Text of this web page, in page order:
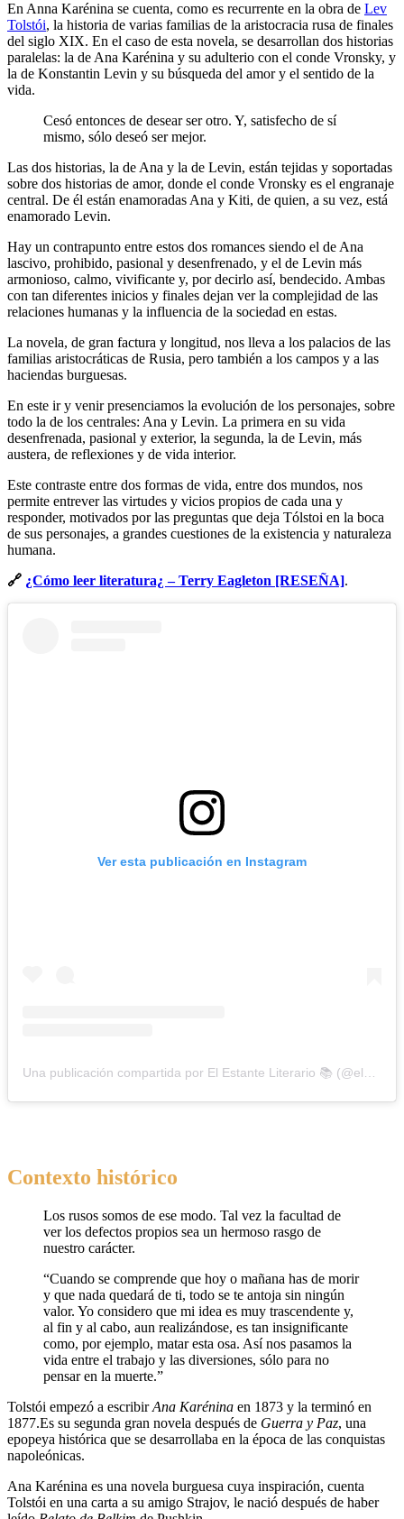
En Anna Karénina se cuenta, como es recurrente en la obra de Lev
Tolstói, la historia de varias familias de la aristocracia rusa de finales
del siglo XIX. En el caso de esta novela, se desarrollan dos historias
paralelas: la de Ana Karénina y su adulterio con el conde Vronsky, y
la de Konstantin Levin y su búsqueda del amor y el sentido de la
vida.
Cesó entonces de desear ser otro. Y, satisfecho de sí
mismo, sólo deseó ser mejor.
Las dos historias, la de Ana y la de Levin, están tejidas y soportadas
sobre dos historias de amor, donde el conde Vronsky es el engranaje
central. De él están enamoradas Ana y Kiti, de quien, a su vez, está
enamorado Levin.
Hay un contrapunto entre estos dos romances siendo el de Ana
lascivo, prohibido, pasional y desenfrenado, y el de Levin más
armonioso, calmo, vivificante y, por decirlo así, bendecido. Ambas
con tan diferentes inicios y finales dejan ver la complejidad de las
relaciones humanas y la influencia de la sociedad en estas.
La novela, de gran factura y longitud, nos lleva a los palacios de las
familias aristocráticas de Rusia, pero también a los campos y a las
haciendas burguesas.
En este ir y venir presenciamos la evolución de los personajes, sobre
todo la de los centrales: Ana y Levin. La primera en su vida
desenfrenada, pasional y exterior, la segunda, la de Levin, más
austera, de reflexiones y de vida interior.
Este contraste entre dos formas de vida, entre dos mundos, nos
permite entrever las virtudes y vicios propios de cada una y
responder, motivados por las preguntas que deja Tólstoi en la boca
de sus personajes, a grandes cuestiones de la existencia y naturaleza
humana.
🔗 ¿Cómo leer literatura¿ – Terry Eagleton [RESEÑA].
Ver esta publicación en Instagram
Una publicación compartida por El Estante Literario 📚 (@elestanteliterario)
Contexto histórico
Los rusos somos de ese modo. Tal vez la facultad de
ver los defectos propios sea un hermoso rasgo de
nuestro carácter.
“Cuando se comprende que hoy o mañana has de morir
y que nada quedará de ti, todo se te antoja sin ningún
valor. Yo considero que mi idea es muy trascendente y,
al fin y al cabo, aun realizándose, es tan insignificante
como, por ejemplo, matar esta osa. Así nos pasamos la
vida entre el trabajo y las diversiones, sólo para no
pensar en la muerte.”
Tolstói empezó a escribirAna Karénina en 1873 y la terminó en
1877.Es su segunda gran novela después de Guerra y Paz, una
epopeya histórica que se desarrollaba en la época de las conquistas
napoleónicas.
Ana Karénina es una novela burguesa cuya inspiración, cuenta
Tolstói en una carta a su amigo Strajov, le nació después de haber